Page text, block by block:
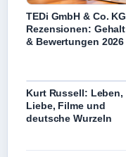
TEDi GmbH & Co. KG
Rezensionen: Gehalt
& Bewertungen 2026
Kurt Russell: Leben,
Liebe, Filme und
deutsche Wurzeln